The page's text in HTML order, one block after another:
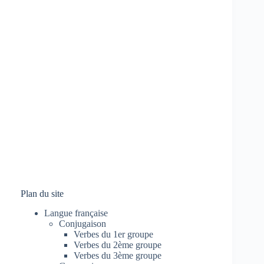
Plan du site
Langue française
Conjugaison
Verbes du 1er groupe
Verbes du 2ème groupe
Verbes du 3ème groupe